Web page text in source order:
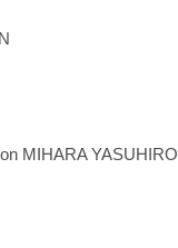
MIHARA YASUHIRO